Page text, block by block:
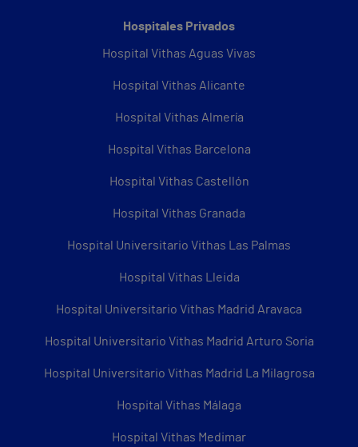
Hospitales Privados
Hospital Vithas Aguas Vivas
Hospital Vithas Alicante
Hospital Vithas Almería
Hospital Vithas Barcelona
Hospital Vithas Castellón
Hospital Vithas Granada
Hospital Universitario Vithas Las Palmas
Hospital Vithas Lleida
Hospital Universitario Vithas Madrid Aravaca
Hospital Universitario Vithas Madrid Arturo Soria
Hospital Universitario Vithas Madrid La Milagrosa
Hospital Vithas Málaga
Hospital Vithas Medimar